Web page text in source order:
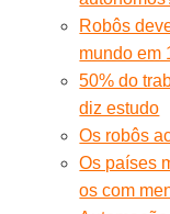
Robôs
mundo em
50% do
diz estudo
Os robôs
Os países
os com